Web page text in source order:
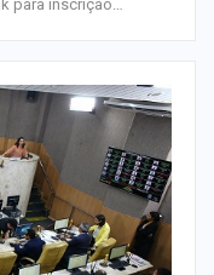
para inscrição…